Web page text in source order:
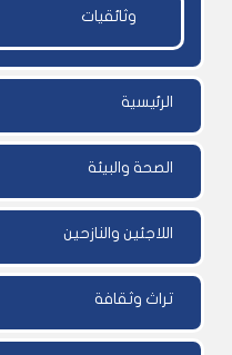
وثائقيات
الرئيسية
الصحة والبيئة
اللاجئين والنازحين
تراث وثقافة